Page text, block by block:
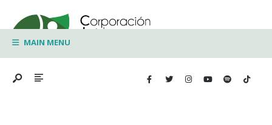
to
contentMAIN MENU
for: